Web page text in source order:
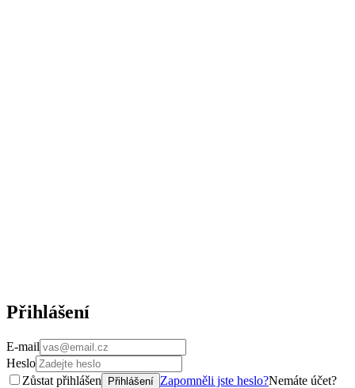
Přihlášení
E-mail
Heslo
Zůstat přihlášen
Přihlášení Zapomněli jste heslo?Nemáte účet?